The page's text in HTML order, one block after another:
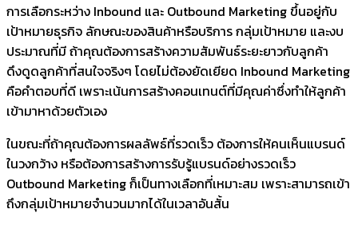
การเลือกระหว่าง Inbound และ Outbound Marketing ขึ้นอยู่กับ
เป้าหมายธุรกิจ ลักษณะของสินค้าหรือบริการ กลุ่มเป้าหมาย และงบ
ประมาณที่มี ถ้าคุณต้องการสร้างความสัมพันธ์ระยะยาวกับลูกค้า
ดึงดูดลูกค้าที่สนใจจริงๆ โดยไม่ต้องยัดเยียด Inbound Marketing
คือคำตอบที่ดี เพราะเน้นการสร้างคอนเทนต์ที่มีคุณค่าซึ่งทำให้ลูกค้า
เข้ามาหาด้วยตัวเอง
ในขณะที่ถ้าคุณต้องการผลลัพธ์ที่รวดเร็ว ต้องการให้คนเห็นแบรนด์
ในวงกว้าง หรือต้องการสร้างการรับรู้แบรนด์อย่างรวดเร็ว
Outbound Marketing ก็เป็นทางเลือกที่เหมาะสม เพราะสามารถเข้า
ถึงกลุ่มเป้าหมายจำนวนมากได้ในเวลาอันสั้น